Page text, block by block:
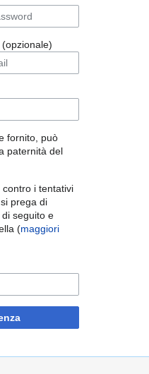
fornito, può
paternità del
i tentativi
prega di
seguito e
(maggiori